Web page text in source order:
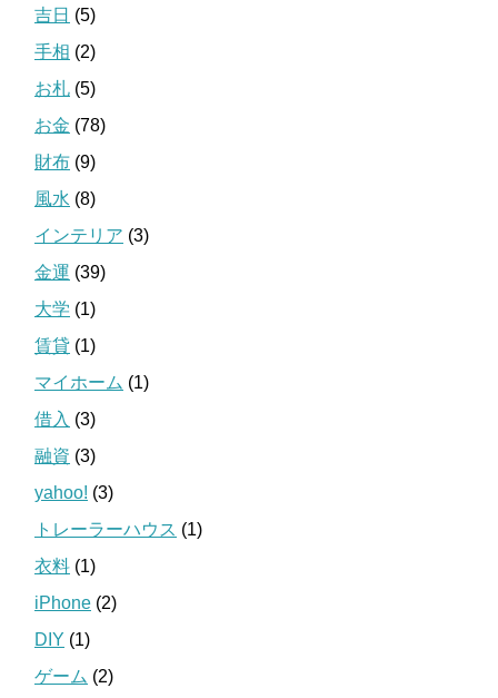
吉日 (5)
手相 (2)
お札 (5)
お金 (78)
財布 (9)
風水 (8)
インテリア (3)
金運 (39)
大学 (1)
賃貸 (1)
マイホーム (1)
借入 (3)
融資 (3)
yahoo! (3)
トレーラーハウス (1)
衣料 (1)
iPhone (2)
DIY (1)
ゲーム (2)